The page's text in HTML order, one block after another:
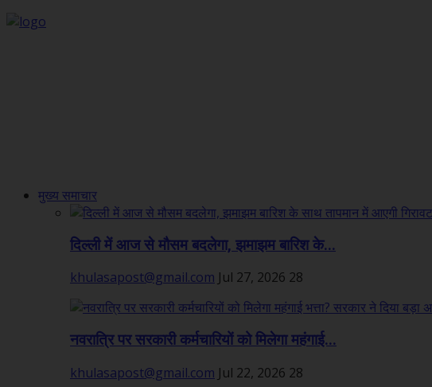
मुख्य समाचार
दिल्ली में आज से मौसम बदलेगा, झमाझम बारिश के...
khulasapost@gmail.com Jul 27, 2026 28
नवरात्रि पर सरकारी कर्मचारियों को मिलेगा महंगाई...
khulasapost@gmail.com Jul 22, 2026 28